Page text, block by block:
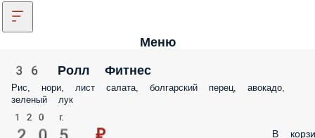
Меню
36 Ролл Фитнес
Рис, нори, лист салата, болгарский перец, авокадо, зеленый лук
120 г.
205 ₽